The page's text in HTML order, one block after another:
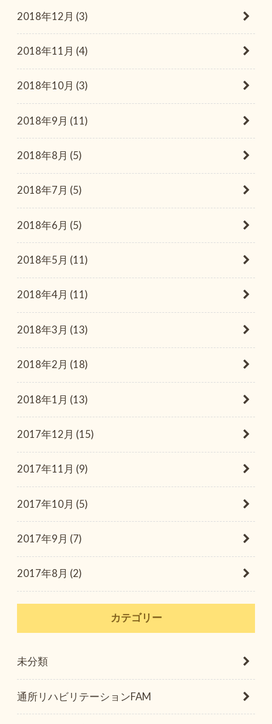
2018年12月 (3)
2018年11月 (4)
2018年10月 (3)
2018年9月 (11)
2018年8月 (5)
2018年7月 (5)
2018年6月 (5)
2018年5月 (11)
2018年4月 (11)
2018年3月 (13)
2018年2月 (18)
2018年1月 (13)
2017年12月 (15)
2017年11月 (9)
2017年10月 (5)
2017年9月 (7)
2017年8月 (2)
カテゴリー
未分類
通所リハビリテーションFAM